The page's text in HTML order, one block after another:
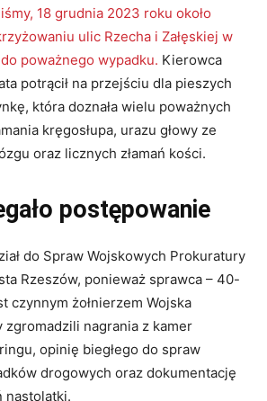
18 grudnia 2023 roku około
ulic Rzecha i Załęskiej w
poważnego wypadku. Kierowca
potrącił na przejściu dla pieszych
która doznała wielu poważnych
kręgosłupa, urazu głowy ze
oraz licznych złamań kości.
postępowanie
do Spraw Wojskowych Prokuratury
Rzeszów, ponieważ sprawca – 40-
czynnym żołnierzem Wojska
zgromadzili nagrania z kamer
opinię biegłego do spraw
drogowych oraz dokumentację
nastolatki.